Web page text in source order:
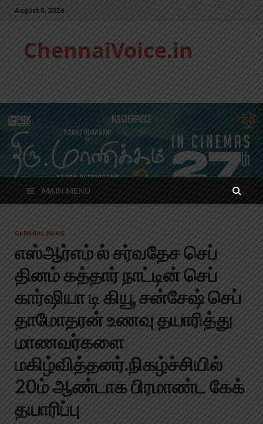
August 8, 2026
ChennaiVoice.in
MAIN MENU
GENERAL NEWS
எஸ்ஆர்எம் ல் சர்வதேச செப்
தினம் கத்தார் நாட்டின் செப்
கார்ஷியா டி கியூ சன்சேஷ் செப்
தாமோதரன் உணவு தயாரித்து
மாணவர்களை
மகிழ்வித்தனர்.நிகழ்ச்சியில்
20ம் ஆண்டாக பிரமாண்ட கேக்
தயாரிப்பு